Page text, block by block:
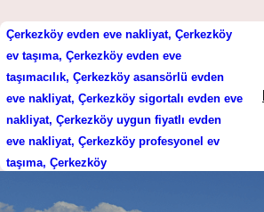
İçeriğe
geç
Çerkezköy evden eve nakliyat, Çerkezköy
ev taşıma, Çerkezköy evden eve
taşımacılık, Çerkezköy asansörlü evden
eve nakliyat, Çerkezköy sigortalı evden eve
nakliyat, Çerkezköy uygun fiyatlı evden
eve nakliyat, Çerkezköy profesyonel ev
taşıma, Çerkezköy